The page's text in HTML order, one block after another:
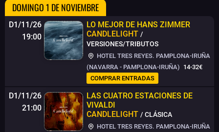
DOMINGO 1 DE NOVIEMBRE
D1/11/26
19:00
LO MEJOR DE HANS ZIMMER
CANDLELIGHT /
VERSIONES/TRIBUTOS
HOTEL TRES REYES. PAMPLONA-IRUÑA
(NAVARRA - PAMPLONA-IRUÑA) 14-32€
COMPRAR ENTRADAS
D1/11/26
21:00
LAS CUATRO ESTACIONES DE
VIVALDI
CANDLELIGHT / CLÁSICA
HOTEL TRES REYES. PAMPLONA-IRUÑA